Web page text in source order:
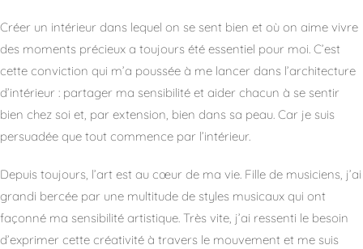
Créer un intérieur dans lequel on se sent bien et où on aime vivre
des moments précieux a toujours été essentiel pour moi. C’est
cette conviction qui m’a poussée à me lancer dans l’architecture
d’intérieur : partager ma sensibilité et aider chacun à se sentir
bien chez soi et, par extension, bien dans sa peau. Car je suis
persuadée que tout commence par l’intérieur.
Depuis toujours, l’art est au cœur de ma vie. Fille de musiciens, j’ai
grandi bercée par une multitude de styles musicaux qui ont
façonné ma sensibilité artistique. Très vite, j’ai ressenti le besoin
d’exprimer cette créativité à travers le mouvement et me suis